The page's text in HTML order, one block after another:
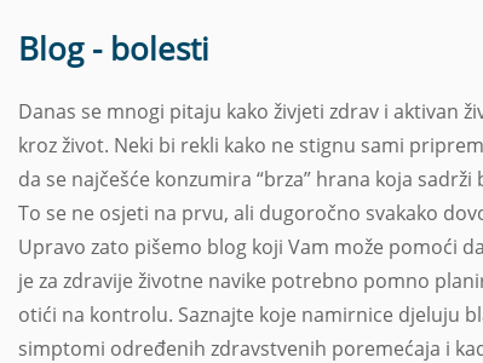
Blog - bolesti
Danas se mnogi pitaju kako živjeti zdrav i aktivan
kroz život. Neki bi rekli kako ne stignu sami
da se najčešće konzumira “brza” hrana koja
To se ne osjeti na prvu, ali dugoročno svakako
Upravo zato pišemo blog koji Vam može pomoći
je za zdravije životne navike potrebno pomno
otići na kontrolu. Saznajte koje namirnice djeluju
simptomi određenih zdravstvenih poremećaja i